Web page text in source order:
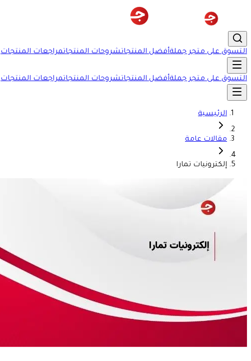
التسوق على متجر جملةأفضل المنتجاتشروحات المنتجاتمراجعات المنتجات
التسوق على متجر جملةأفضل المنتجاتشروحات المنتجاتمراجعات المنتجات
الرئيسية
مقالات عامة
إلكترونيات تمارا